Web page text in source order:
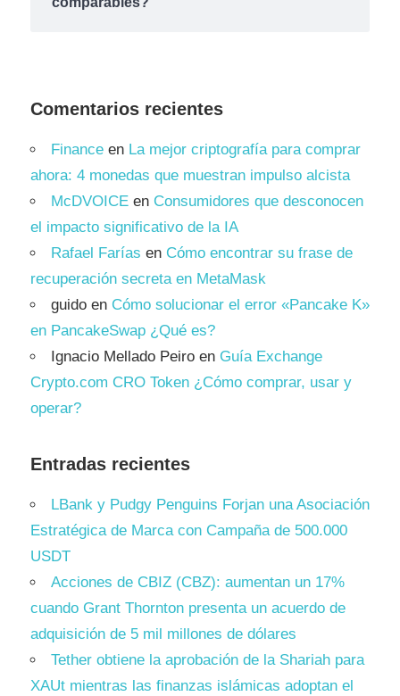
Comentarios recientes
Finance en La mejor criptografía para comprar
ahora: 4 monedas que muestran impulso alcista
McDVOICE en Consumidores que desconocen
el impacto significativo de la IA
Rafael Farías en Cómo encontrar su frase de
recuperación secreta en MetaMask
guido en Cómo solucionar el error «Pancake K»
en PancakeSwap ¿Qué es?
Ignacio Mellado Peiro en Guía Exchange
Crypto.com CRO Token ¿Cómo comprar, usar y
operar?
Entradas recientes
LBank y Pudgy Penguins Forjan una Asociación
Estratégica de Marca con Campaña de 500.000
USDT
Acciones de CBIZ (CBZ): aumentan un 17%
cuando Grant Thornton presenta un acuerdo de
adquisición de 5 mil millones de dólares
Tether obtiene la aprobación de la Shariah para
XAUt mientras las finanzas islámicas adoptan el